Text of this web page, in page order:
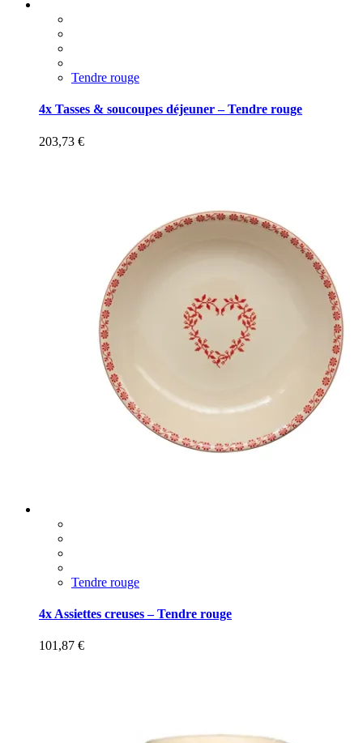
Tendre rouge
4x Tasses & soucoupes déjeuner – Tendre rouge
203,73 €
Tendre rouge
4x Assiettes creuses – Tendre rouge
101,87 €